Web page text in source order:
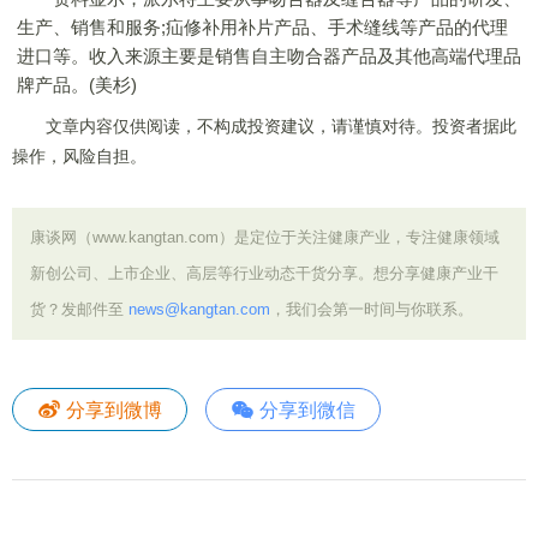
生产、销售和服务;疝修补用补片产品、手术缝线等产品的代理
进口等。收入来源主要是销售自主吻合器产品及其他高端代理品
牌产品。(美杉)
文章内容仅供阅读，不构成投资建议，请谨慎对待。投资者据此
操作，风险自担。
康谈网（www.kangtan.com）是定位于关注健康产业，专注健康领域
新创公司、上市企业、高层等行业动态干货分享。想分享健康产业干
货？发邮件至 news@kangtan.com ，我们会第一时间与你联系。
分享到微博 分享到微信